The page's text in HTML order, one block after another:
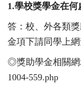
1.學校獎學金在何
答：校、外各類
金項下請同學上
◎獎助學金相關網
1004-559.php